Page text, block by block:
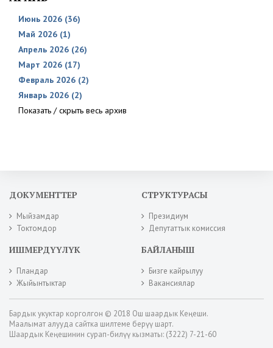
Июнь 2026 (36)
Май 2026 (1)
Апрель 2026 (26)
Март 2026 (17)
Февраль 2026 (2)
Январь 2026 (2)
Показать / скрыть весь архив
ДОКУМЕНТТЕР
Мыйзамдар
Токтомдор
СТРУКТУРАСЫ
Президиум
Депутаттык комиссия
ИШМЕРДҮҮЛҮК
Пландар
Жыйынтыктар
БАЙЛАНЫШ
Бизге кайрылуу
Вакансиялар
Бардык укуктар корголгон © 2018 Ош шаардык Кеңеши.
Маалымат алууда сайтка шилтеме берүү шарт.
Шаардык Кеңешинин сурап-билүү кызматы: (3222) 7-21-60